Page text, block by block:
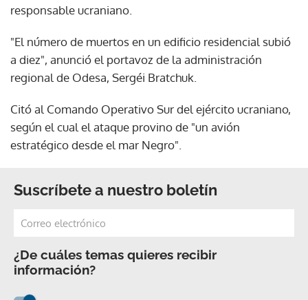
responsable ucraniano.
"El número de muertos en un edificio residencial subió
a diez", anunció el portavoz de la administración
regional de Odesa, Sergéi Bratchuk.
Citó al Comando Operativo Sur del ejército ucraniano,
según el cual el ataque provino de "un avión
estratégico desde el mar Negro".
Suscríbete a nuestro boletín
¿De cuáles temas quieres recibir
información?